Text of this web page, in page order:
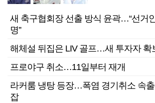
새 축구협회장 선출 방식 윤곽…“선거
명”
해체설 뒤집은 LIV 골프…새 투자자 확
프로야구 취소…11일부터 재개
라커룸 냉탕 등장…폭염 경기취소 속
잡